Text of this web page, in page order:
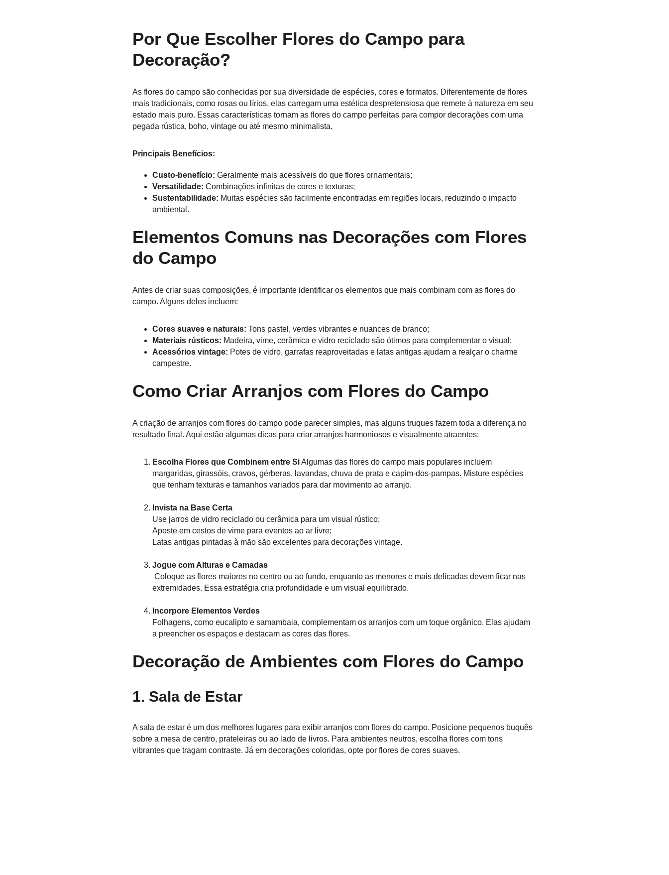
Por Que Escolher Flores do Campo para
Decoração?
As flores do campo são conhecidas por sua diversidade de espécies, cores e formatos. Diferentemente de flores
mais tradicionais, como rosas ou lírios, elas carregam uma estética despretensiosa que remete à natureza em seu
estado mais puro. Essas características tornam as flores do campo perfeitas para compor decorações com uma
pegada rústica, boho, vintage ou até mesmo minimalista.
Principais Benefícios:
Custo-benefício: Geralmente mais acessíveis do que flores ornamentais;
Versatilidade: Combinações infinitas de cores e texturas;
Sustentabilidade: Muitas espécies são facilmente encontradas em regiões locais, reduzindo o impacto
ambiental.
Elementos Comuns nas Decorações com Flores
do Campo
Antes de criar suas composições, é importante identificar os elementos que mais combinam com as flores do
campo. Alguns deles incluem:
Cores suaves e naturais: Tons pastel, verdes vibrantes e nuances de branco;
Materiais rústicos: Madeira, vime, cerâmica e vidro reciclado são ótimos para complementar o visual;
Acessórios vintage: Potes de vidro, garrafas reaproveitadas e latas antigas ajudam a realçar o charme
campestre.
Como Criar Arranjos com Flores do Campo
A criação de arranjos com flores do campo pode parecer simples, mas alguns truques fazem toda a diferença no
resultado final. Aqui estão algumas dicas para criar arranjos harmoniosos e visualmente atraentes:
Escolha Flores que Combinem entre Si Algumas das flores do campo mais populares incluem
margaridas, girassóis, cravos, gérberas, lavandas, chuva de prata e capim-dos-pampas. Misture espécies
que tenham texturas e tamanhos variados para dar movimento ao arranjo.
Invista na Base Certa
Use jarros de vidro reciclado ou cerâmica para um visual rústico;
Aposte em cestos de vime para eventos ao ar livre;
Latas antigas pintadas à mão são excelentes para decorações vintage.
Jogue com Alturas e Camadas
extremidades. Essa estratégia cria profundidade e um visual equilibrado.
Incorpore Elementos Verdes
Folhagens, como eucalipto e samambaia, complementam os arranjos com um toque orgânico. Elas ajudam
a preencher os espaços e destacam as cores das flores.
Decoração de Ambientes com Flores do Campo
1. Sala de Estar
A sala de estar é um dos melhores lugares para exibir arranjos com flores do campo. Posicione pequenos buquês
sobre a mesa de centro, prateleiras ou ao lado de livros. Para ambientes neutros, escolha flores com tons
vibrantes que tragam contraste. Já em decorações coloridas, opte por flores de cores suaves.